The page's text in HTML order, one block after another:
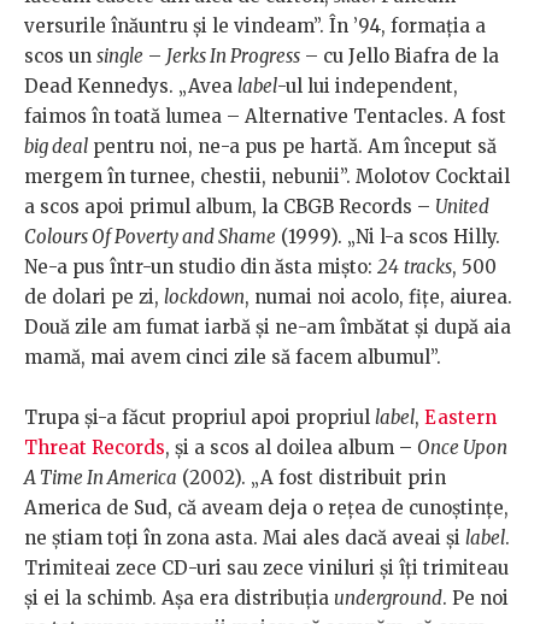
versurile înăuntru şi le vindeam”. În ’94, formaţia a
scos un single – Jerks In Progress – cu Jello Biafra de la
Dead Kennedys. „Avea label-ul lui independent,
faimos în toată lumea – Alternative Tentacles. A fost
big deal pentru noi, ne-a pus pe hartă. Am început să
mergem în turnee, chestii, nebunii”. Molotov Cocktail
a scos apoi primul album, la CBGB Records – United
Colours Of Poverty and Shame (1999). „Ni l-a scos Hilly.
Ne-a pus într-un studio din ăsta mişto: 24 tracks, 500
de dolari pe zi, lockdown, numai noi acolo, fiţe, aiurea.
Două zile am fumat iarbă şi ne-am îmbătat şi după aia
mamă, mai avem cinci zile să facem albumul”.
Trupa și-a făcut propriul apoi propriul label, Eastern
Threat Records, și a scos al doilea album – Once Upon
A Time In America (2002). „A fost distribuit prin
America de Sud, că aveam deja o reţea de cunoştinţe,
ne ştiam toţi în zona asta. Mai ales dacă aveai şi label.
Trimiteai zece CD-uri sau zece viniluri şi îţi trimiteau
şi ei la schimb. Aşa era distribuţia underground. Pe noi